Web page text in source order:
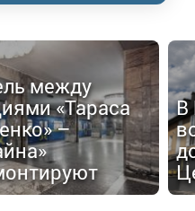
между
«Тараса
–
В